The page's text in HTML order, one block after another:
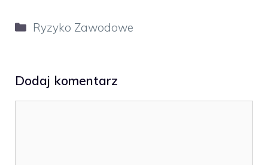
Kategorie
Ryzyko Zawodowe
Dodaj komentarz